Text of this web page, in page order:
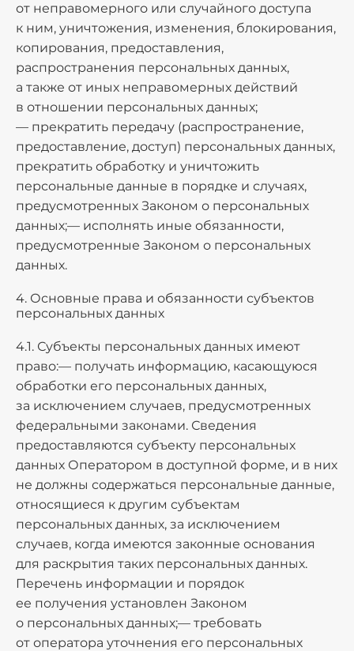
от неправомерного или случайного доступа
к ним, уничтожения, изменения, блокирования,
копирования, предоставления,
распространения персональных данных,
а также от иных неправомерных действий
в отношении персональных данных;
— прекратить передачу (распространение,
предоставление, доступ) персональных данных,
прекратить обработку и уничтожить
персональные данные в порядке и случаях,
предусмотренных Законом о персональных
данных;— исполнять иные обязанности,
предусмотренные Законом о персональных
данных.
4. Основные права и обязанности субъектов
персональных данных
4.1. Субъекты персональных данных имеют
право:— получать информацию, касающуюся
обработки его персональных данных,
за исключением случаев, предусмотренных
федеральными законами. Сведения
предоставляются субъекту персональных
данных Оператором в доступной форме, и в них
не должны содержаться персональные данные,
относящиеся к другим субъектам
персональных данных, за исключением
случаев, когда имеются законные основания
для раскрытия таких персональных данных.
Перечень информации и порядок
ее получения установлен Законом
о персональных данных;— требовать
от оператора уточнения его персональных